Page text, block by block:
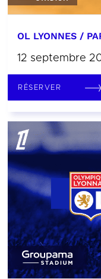
OL LYONNES /
12 septembre
RÉSERVER